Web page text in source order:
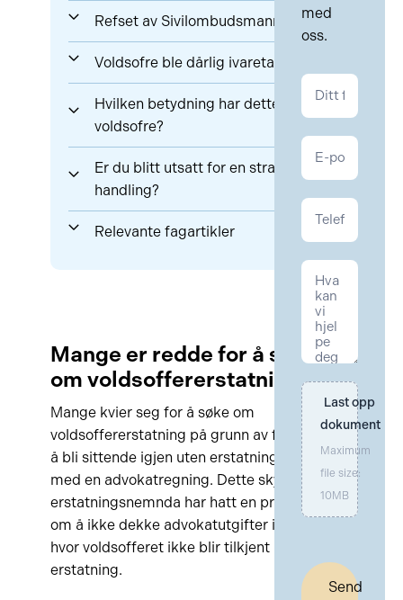
Refset av Sivilombudsmannen
Voldsofre ble dårlig ivaretatt
Hvilken betydning har dette for
voldsofre?
Er du blitt utsatt for en straffbar
handling?
Relevante fagartikler
Mange er redde for å søke
om voldsoffererstatning
Mange kvier seg for å søke om
voldsoffererstatning på grunn av faren for
å bli sittende igjen uten erstatning men
med en advokatregning. Dette skyldes at
erstatningsnemnda har hatt en praksis
om å ikke dekke advokatutgifter i tilfeller
hvor voldsofferet ikke blir tilkjent
erstatning.
med
oss.
Kontakt
Last opp
dokument
Maximum
file size:
10MB
Send